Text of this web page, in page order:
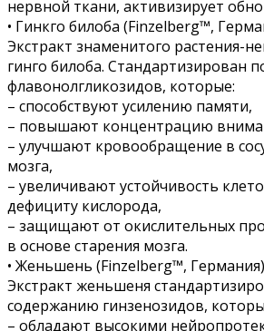
нервной ткани, активизирует
• Гинкго билоба (Finzelberg™,
Экстракт знаменитого растения-
гинго билоба. Стандартизирован
флавонолгликозидов, которые:
– способствуют усилению памяти,
– повышают концентрацию
– улучшают кровообращение в
мозга,
– увеличивают устойчивость
дефициту кислорода,
– защищают от окислительных
в основе старения мозга.
• Женьшень (Finzelberg™, Германия)
Экстракт женьшеня
содержанию гинзенозидов,
– обладают высокими